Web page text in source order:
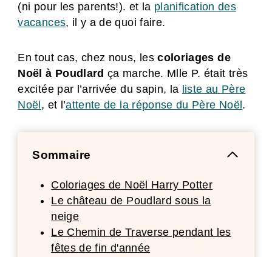
(ni pour les parents!). et la planification des
vacances, il y a de quoi faire.
En tout cas, chez nous, lescoloriages de
Noël à Poudlard ça marche. Mlle P. était très
excitée par l’arrivée du sapin, la liste au Père
Noël , et l’attente de la réponse du Père Noël .
Sommaire
Coloriages de Noël Harry Potter
Le château de Poudlard sous la
neige
Le Chemin de Traverse pendant les
fêtes de fin d'année